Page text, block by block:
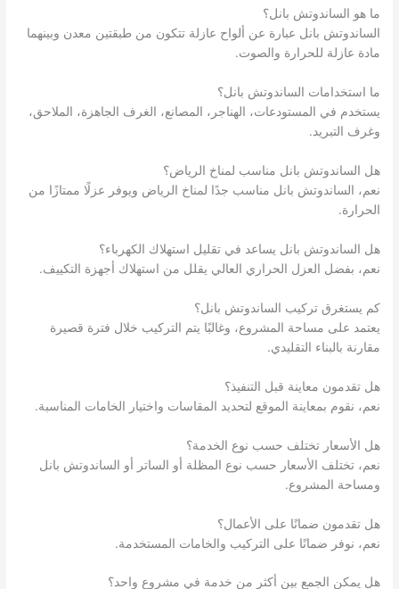
ما هو الساندوتش بانل؟
الساندوتش بانل عبارة عن ألواح عازلة تتكون من طبقتين معدن وبينهما
مادة عازلة للحرارة والصوت.
ما استخدامات الساندوتش بانل؟
يستخدم في المستودعات، الهناجر، المصانع، الغرف الجاهزة، الملاحق،
وغرف التبريد.
هل الساندوتش بانل مناسب لمناخ الرياض؟
نعم، الساندوتش بانل مناسب جدًا لمناخ الرياض ويوفر عزلًا ممتازًا من
الحرارة.
هل الساندوتش بانل يساعد في تقليل استهلاك الكهرباء؟
نعم، بفضل العزل الحراري العالي يقلل من استهلاك أجهزة التكييف.
كم يستغرق تركيب الساندوتش بانل؟
يعتمد على مساحة المشروع، وغالبًا يتم التركيب خلال فترة قصيرة
مقارنة بالبناء التقليدي.
هل تقدمون معاينة قبل التنفيذ؟
نعم، نقوم بمعاينة الموقع لتحديد المقاسات واختيار الخامات المناسبة.
هل الأسعار تختلف حسب نوع الخدمة؟
نعم، تختلف الأسعار حسب نوع المظلة أو الساتر أو الساندوتش بانل
ومساحة المشروع.
هل تقدمون ضمانًا على الأعمال؟
نعم، نوفر ضمانًا على التركيب والخامات المستخدمة.
هل يمكن الجمع بين أكثر من خدمة في مشروع واحد؟